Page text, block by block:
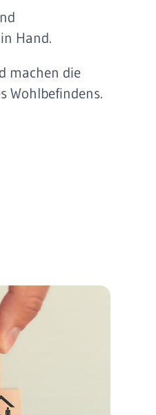
Hand.
machen die
Wohlbefindens.